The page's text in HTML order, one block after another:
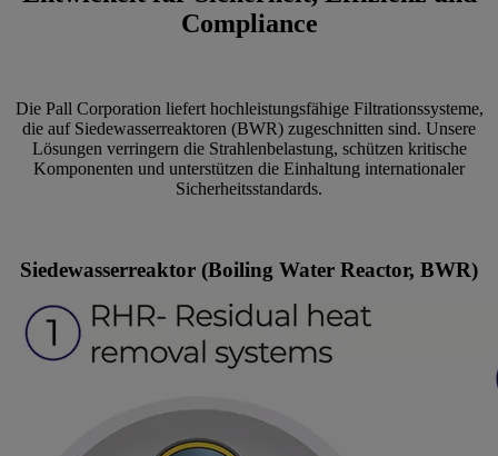
Compliance
Die Pall Corporation liefert hochleistungsfähige Filtrationssysteme,
die auf Siedewasserreaktoren (BWR) zugeschnitten sind. Unsere
Lösungen verringern die Strahlenbelastung, schützen kritische
Komponenten und unterstützen die Einhaltung internationaler
Sicherheitsstandards.
Siedewasserreaktor (Boiling Water Reactor, BWR)